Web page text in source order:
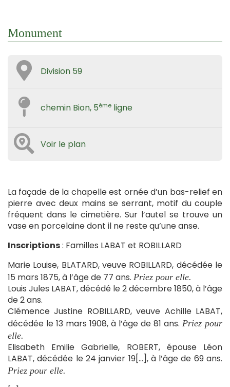
Monument
Division 59
chemin Bion, 5ème ligne
Voir le plan
La façade de la chapelle est ornée d’un bas-relief en
pierre avec deux mains se serrant, motif du couple
fréquent dans le cimetière. Sur l’autel se trouve un
vase en porcelaine dont il ne reste qu’une anse.
Inscriptions: Familles LABAT et ROBILLARD
Marie Louise, BLATARD, veuve ROBILLARD, décédée le
15 mars 1875, à l’âge de 77 ans. Priez pour elle.
Louis Jules LABAT, décédé le 2 décembre 1850, à l’âge
de 2 ans.
Clémence Justine ROBILLARD, veuve Achille LABAT,
décédée le 13 mars 1908, à l’âge de 81 ans. Priez pour
elle.
Elisabeth Emilie Gabrielle, ROBERT, épouse Léon
LABAT, décédée le 24 janvier 19[…], à l’âge de 69 ans.
Priez pour elle.